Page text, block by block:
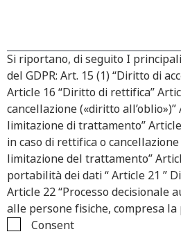
Si riportano, di seguito I
del GDPR: Art. 15 (1) “Diritto di
Article 16 “Diritto di rettifica”
cancellazione («diritto
limitazione di trattamento”
in caso di rettifica o
limitazione del trattamento”
portabilità dei dati “ Article 21 ”
Article 22 “Processo decisionale
alle persone fisiche, compresa
Consent